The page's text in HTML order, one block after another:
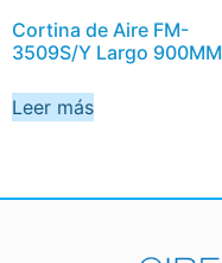
Cortina de Aire FM-
3509S/Y Largo 900MM
Leer más